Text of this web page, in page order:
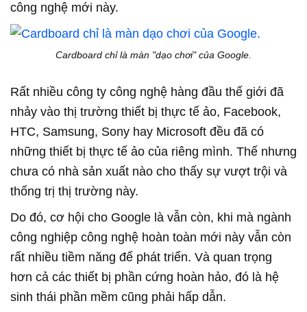
công nghệ mới này.
Cardboard chỉ là màn "dạo chơi" của Google.
Rất nhiều công ty công nghệ hàng đầu thế giới đã
nhảy vào thị trường thiết bị thực tế ảo, Facebook,
HTC, Samsung, Sony hay Microsoft đều đã có
những thiết bị thực tế ảo của riêng mình. Thế nhưng
chưa có nhà sản xuất nào cho thấy sự vượt trội và
thống trị thị trường này.
Do đó, cơ hội cho Google là vẫn còn, khi mà ngành
công nghiệp công nghệ hoàn toàn mới này vẫn còn
rất nhiều tiềm năng để phát triển. Và quan trọng
hơn cả các thiết bị phần cứng hoàn hảo, đó là hệ
sinh thái phần mềm cũng phải hấp dẫn.